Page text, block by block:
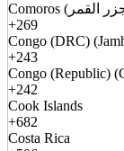
+269
Congo (DRC)
+243
Congo (Republic)
+242
Cook Islands
+682
Costa Rica